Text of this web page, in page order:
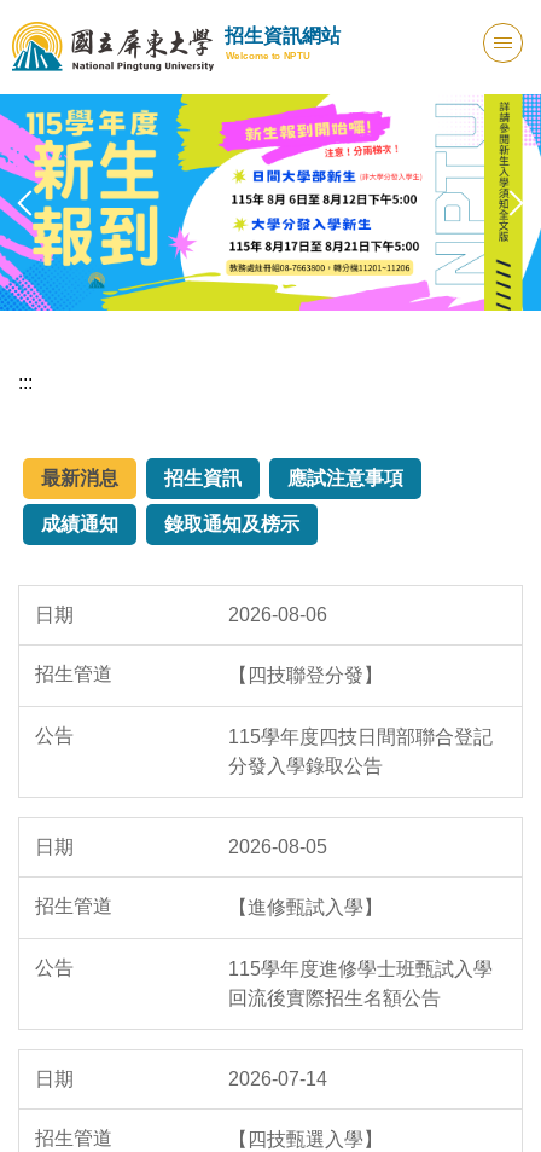
跳
到
主
內
容
區
招生資訊網站
Welcome to NPTU
:::
最新消息 招生資訊 應試注意事項
成績通知 錄取通知及榜示
2026-08-06
【四技聯登分發】
115學年度四技日間部聯合登記
分發入學錄取公告
2026-08-05
【進修甄試入學】
115學年度進修學士班甄試入學
回流後實際招生名額公告
2026-07-14
【四技甄選入學】